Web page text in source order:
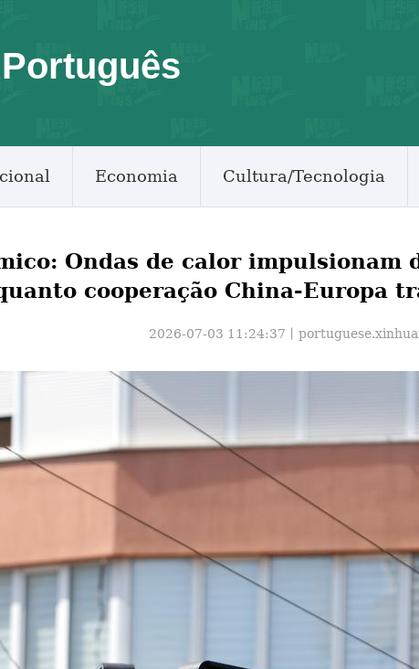
Economia Cultura/Tecnologia
Ondas de calor impulsionam
cooperação China-Europa
2026-07-03 11:24:37丨